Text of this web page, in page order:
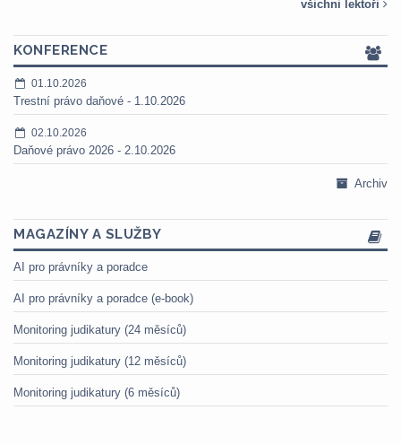
všichni lektoři
KONFERENCE
01.10.2026
Trestní právo daňové - 1.10.2026
02.10.2026
Daňové právo 2026 - 2.10.2026
Archiv
MAGAZÍNY A SLUŽBY
AI pro právníky a poradce
AI pro právníky a poradce (e-book)
Monitoring judikatury (24 měsíců)
Monitoring judikatury (12 měsíců)
Monitoring judikatury (6 měsíců)